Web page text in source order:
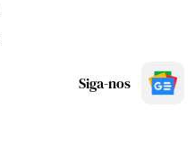
Siga-nos